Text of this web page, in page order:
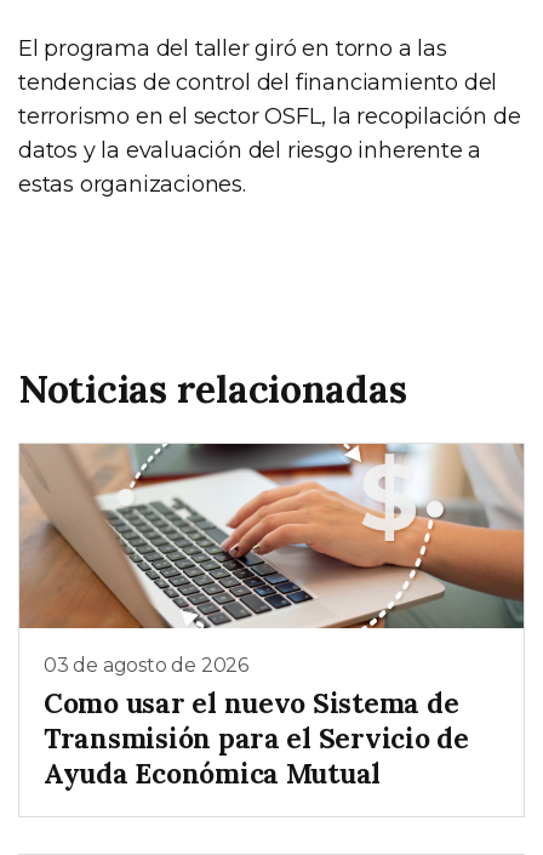
El programa del taller giró en torno a las
tendencias de control del financiamiento del
terrorismo en el sector OSFL, la recopilación de
datos y la evaluación del riesgo inherente a
estas organizaciones.
Noticias relacionadas
03 de agosto de 2026
Como usar el nuevo Sistema de
Transmisión para el Servicio de
Ayuda Económica Mutual